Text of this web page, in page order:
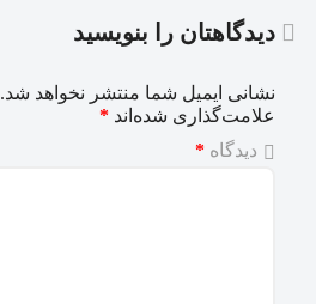
دیدگاهتان را بنویسید
نشانی ایمیل شما منتشر نخواهد شد.
علامت‌گذاری شده‌اند *
دیدگاه *